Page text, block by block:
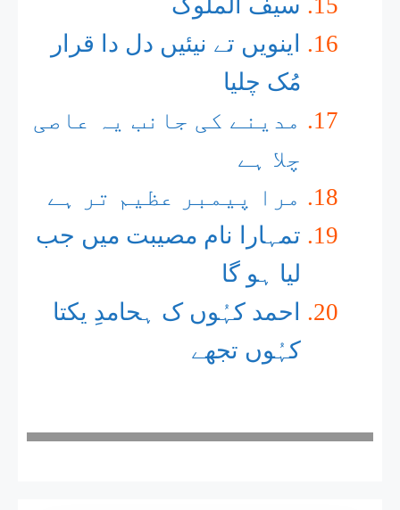
اینویں تے نیئیں دل دا قرار
مُک چلیا
مدینے کی جانب یہ عاصی
چلا ہے
مرا پیمبر عظیم تر ہے
تمہارا نام مصیبت میں جب
لیا ہو گا
احمد کہُوں ک ہحامدِ یکتا
کہُوں تجھے